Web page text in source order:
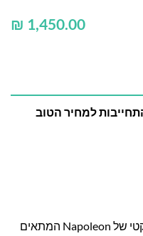
₪
למחיר הטוב
ה-PRO285 IL הוא גריל גז נייד קומפקטי של Napoleon המתאים